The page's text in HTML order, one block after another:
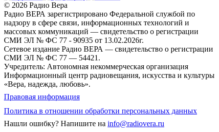
© 2026 Радио Вера
Радио ВЕРА зарегистрировано Федеральной службой по
надзору в сфере связи, информационных технологий и
массовых коммуникаций — свидетельство о регистрации
СМИ ЭЛ № ФС 77 - 90935 от 13.02.2026г.
Сетевое издание Радио ВЕРА — свидетельство о регистрации
СМИ ЭЛ № ФС 77 — 54421.
Учредитель: Автономная некоммерческая организация
Информационный центр радиовещания, искусства и культуры
«Вера, надежда, любовь».
Правовая информация
Политика в отношении обработки персональных данных
Нашли ошибку? Напишите на info@radiovera.ru